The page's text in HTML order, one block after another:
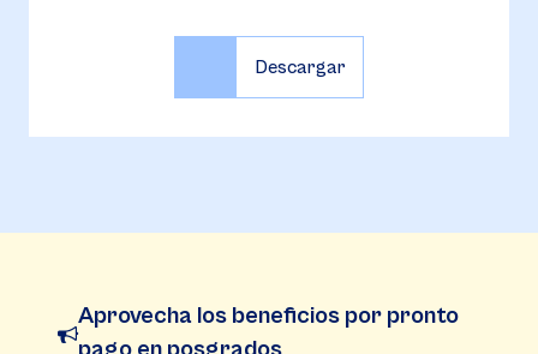
Aprovecha los beneficios por pronto